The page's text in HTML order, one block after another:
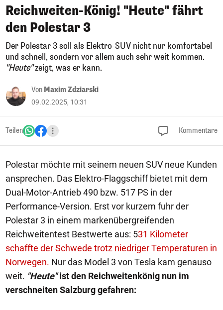
Reichweiten-König! "Heute" fährt
den Polestar 3
Der Polestar 3 soll als Elektro-SUV nicht nur komfortabel
und schnell, sondern vor allem auch sehr weit kommen.
"Heute"zeigt, was er kann.
Von Maxim Zdziarski
09.02.2025, 10:31
Teilen Kommentare
Polestar möchte mit seinem neuen SUV neue Kunden
ansprechen. Das Elektro-Flaggschiff bietet mit dem
Dual-Motor-Antrieb 490 bzw. 517 PS in der
Performance-Version. Erst vor kurzem fuhr der
Polestar 3 in einem markenübergreifenden
Reichweitentest Bestwerte aus: 531 Kilometer
schaffte der Schwede trotz niedriger Temperaturen in
Norwegen. Nur das Model 3 von Tesla kam genauso
weit. "Heute"ist den Reichweitenkönig nun im
verschneiten Salzburg gefahren: